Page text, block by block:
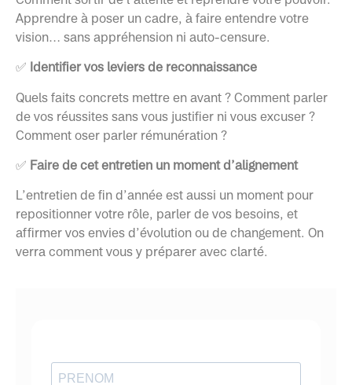
Apprendre à poser un cadre, à faire entendre votre
vision… sans appréhension ni auto-censure.
✅ Identifier vos leviers de reconnaissance
Quels faits concrets mettre en avant ? Comment parler
de vos réussites sans vous justifier ni vous excuser ?
Comment oser parler rémunération ?
✅ Faire de cet entretien un moment d’alignement
L’entretien de fin d’année est aussi un moment pour
repositionner votre rôle, parler de vos besoins, et
affirmer vos envies d’évolution ou de changement. On
verra comment vous y préparer avec clarté.